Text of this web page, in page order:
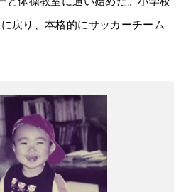
戻り、本格的にサッカーチーム